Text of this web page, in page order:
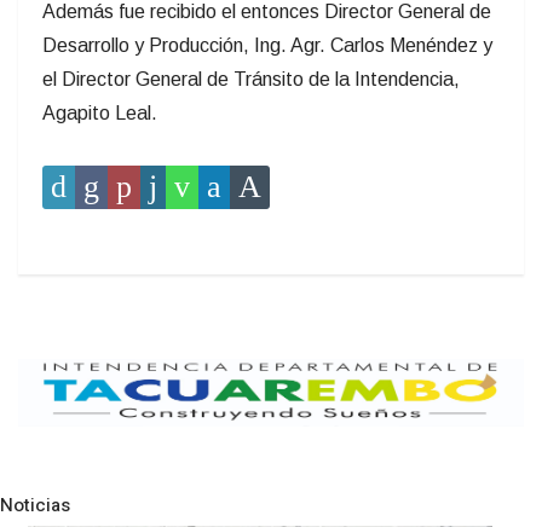
Además fue recibido el entonces Director General de
Desarrollo y Producción, Ing. Agr. Carlos Menéndez y
el Director General de Tránsito de la Intendencia,
Agapito Leal.
Noticias